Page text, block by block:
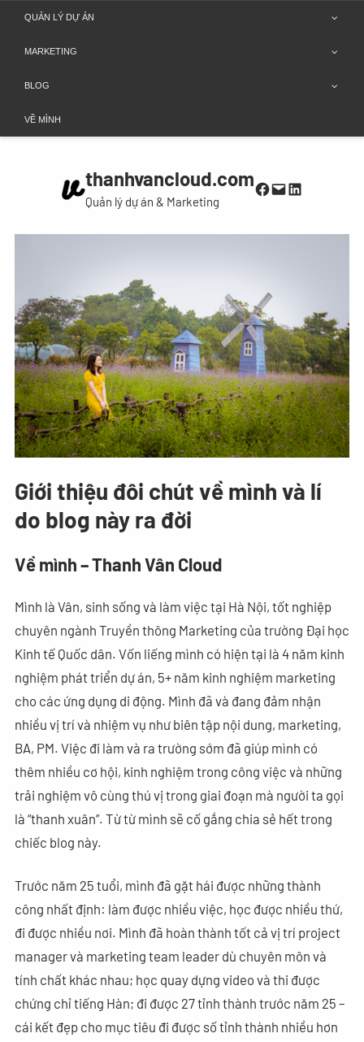
Chuyển
phần
QUẢN LÝ DỰ ÁN
MARKETING
BLOG
VỀ MÌNH
thanhvancloud.com
Quản lý dự án & Marketing
Facebook
MailLinkedIn
Giới thiệu đôi chút về mình và lí
do blog này ra đời
Về mình – Thanh Vân Cloud
Mình là Vân, sinh sống và làm việc tại Hà Nội, tốt nghiệp
chuyên ngành Truyền thông Marketing của trường Đại học
Kinh tế Quốc dân. Vốn liếng mình có hiện tại là 4 năm kinh
nghiệm phát triển dự án, 5+ năm kinh nghiệm marketing
cho các ứng dụng di động. Mình đã và đang đảm nhận
nhiều vị trí và nhiệm vụ như biên tập nội dung, marketing,
BA, PM. Việc đi làm và ra trường sớm đã giúp mình có
thêm nhiều cơ hội, kinh nghiệm trong công việc và những
trải nghiệm vô cùng thú vị trong giai đoạn mà người ta gọi
là “thanh xuân”. Từ từ mình sẽ cố gắng chia sẻ hết trong
chiếc blog này.
Trước năm 25 tuổi, mình đã gặt hái được những thành
công nhất định: làm được nhiều việc, học được nhiều thứ,
đi được nhiều nơi. Mình đã hoàn thành tốt cả vị trí project
manager và marketing team leader dù chuyên môn và
tính chất khác nhau; học quay dựng video và thi được
chứng chỉ tiếng Hàn; đi được 27 tỉnh thành trước năm 25 –
cái kết đẹp cho mục tiêu đi được số tỉnh thành nhiều hơn